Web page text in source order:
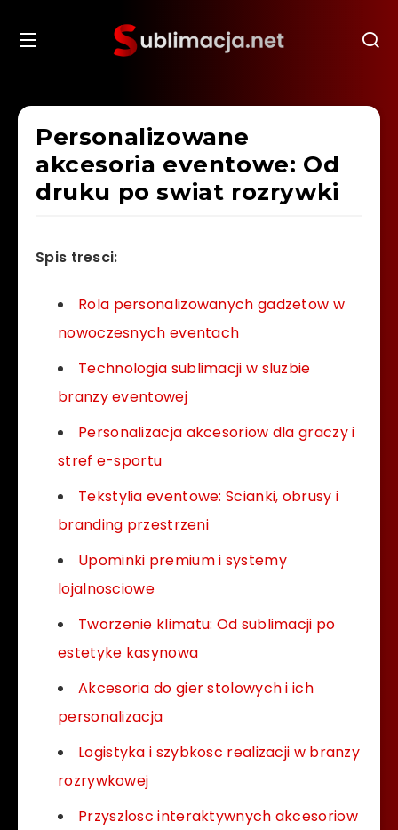
Personalizowane
akcesoria eventowe: Od
druku po swiat rozrywki
Spis tresci:
Rola personalizowanych gadzetow w
nowoczesnych eventach
Technologia sublimacji w sluzbie
branzy eventowej
Personalizacja akcesoriow dla graczy i
stref e-sportu
Tekstylia eventowe: Scianki, obrusy i
branding przestrzeni
Upominki premium i systemy
lojalnosciowe
Tworzenie klimatu: Od sublimacji po
estetyke kasynowa
Akcesoria do gier stolowych i ich
personalizacja
Logistyka i szybkosc realizacji w branzy
rozrywkowej
Przyszlosc interaktywnych akcesoriow